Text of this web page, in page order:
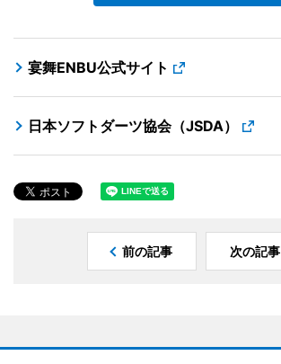
宴舞ENBU公式サイト
日本ソフトダーツ協会（JSDA）
前の記事 次の記事